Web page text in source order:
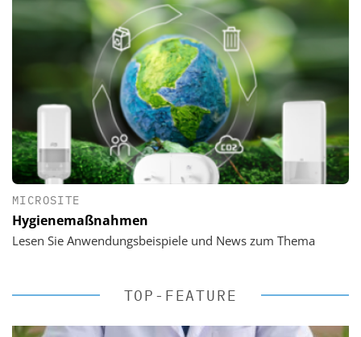
MICROSITE
Hygienemaßnahmen
Lesen Sie Anwendungsbeispiele und News zum Thema
TOP-FEATURE